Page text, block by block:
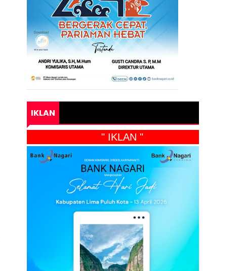
IKLAN
" IKLAN "